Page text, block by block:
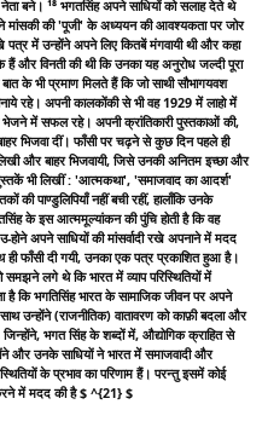
बने। ¹⁸ भगतसिंह अपने साधियों को सलाह देते थे
मांसकी की 'पूजी' के अध्ययन की आवश्यकता पर जोर
में उन्होंने अपने लिए कितबें मंगवायी थी और कहा
और विनती की थी कि उनका यह अनुरोध जल्दी पूरा
के भी प्रमाण मिलते हैं कि जो साथी सौभागयवश
रहे। अपनी कालकोंकी से भी वह 1929 में लाहो में
भेजने में सफल रहे। अपनी क्रांतिकारी पुस्तकाओं की,
भिजवा दीं। फाँसी पर चढ़ने से कुछ दिन पहले ही
और बाहर भिजवायी, जिसे उनकी अनितम इच्छा और
भी लिखीं : 'आत्मकथा', 'समाजवाद का आदर्श'
की पाण्डुलिपियाँ नहीं बची रहीं, हालाँकि उनके
के इस आत्ममूल्यांकन की पुंचि होती है कि वह
होने अपने साधियों की मांसर्वादी रखे अपनाने में मदद
फाँसी दी गयी, उनका एक पत्र प्रकाशित हुआ है।
लगे थे कि भारत में व्याप परिस्थितियों में
है कि भगतिसिंह भारत के सामाजिक जीवन पर अपने
उन्होंने (राजनीतिक) वातावरण को काफ़ी बदला और
भगत सिंह के शब्दों में, औद्योगिक क्राहित से
और उनके साधियों ने भारत में समाजवादी और
के प्रभाव का परिणाम हैं। परन्तु इसमें कोई
करने में मदद की है $ ^{21} $